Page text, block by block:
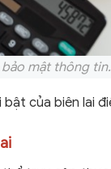
mật thông tin.
bật của biên lai